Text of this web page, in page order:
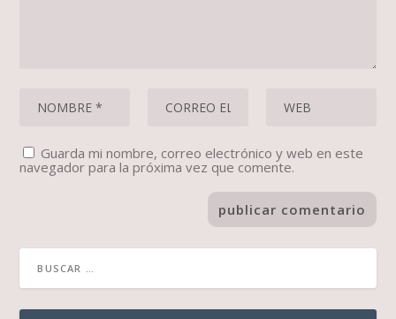
Guarda mi nombre, correo electrónico y web en este
navegador para la próxima vez que comente.